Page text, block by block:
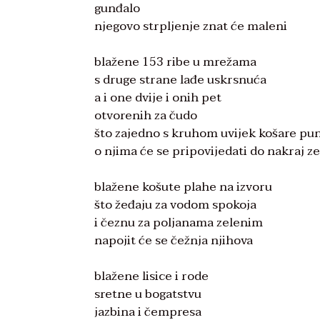
gunđalo
njegovo strpljenje znat će maleni
blažene 153 ribe u mrežama
s druge strane lađe uskrsnuća
a i one dvije i onih pet
otvorenih za čudo
što zajedno s kruhom uvijek košare
o njima će se pripovijedati do nakraj
blažene košute plahe na izvoru
što žeđaju za vodom spokoja
i čeznu za poljanama zelenim
napojit će se čežnja njihova
blažene lisice i rode
sretne u bogatstvu
jazbina i čempresa